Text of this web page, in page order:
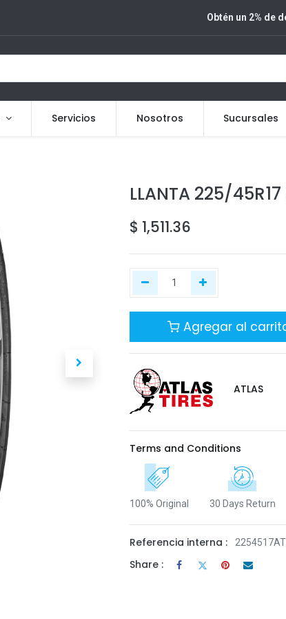
Obtén un 2% de
Servicios Nosotros Sucursales
LLANTA 225/
$ 1,511.36
Agregar al
ATLAS
Terms and Conditions
100% Original 30 Days Return
Referencia interna :
Share :